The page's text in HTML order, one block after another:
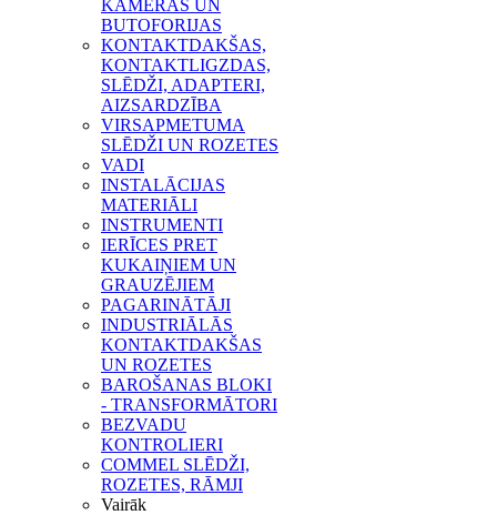
KAMERAS UN
BUTOFORIJAS
KONTAKTDAKŠAS,
KONTAKTLIGZDAS,
SLĒDŽI, ADAPTERI,
AIZSARDZĪBA
VIRSAPMETUMA
SLĒDŽI UN ROZETES
VADI
INSTALĀCIJAS
MATERIĀLI
INSTRUMENTI
IERĪCES PRET
KUKAIŅIEM UN
GRAUZĒJIEM
PAGARINĀTĀJI
INDUSTRIĀLĀS
KONTAKTDAKŠAS
UN ROZETES
BAROŠANAS BLOKI
- TRANSFORMĀTORI
BEZVADU
KONTROLIERI
COMMEL SLĒDŽI,
ROZETES, RĀMJI
Vairāk